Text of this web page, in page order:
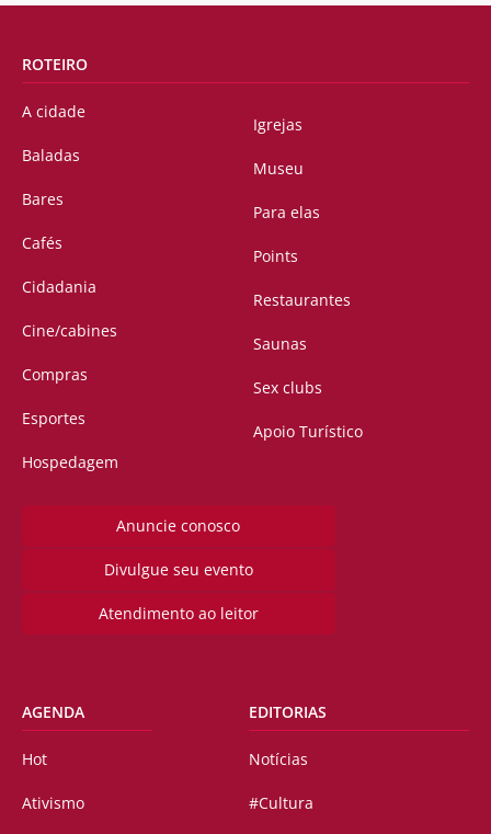
ROTEIRO
A cidade
Baladas
Bares
Cafés
Cidadania
Cine/cabines
Compras
Esportes
Hospedagem
Igrejas
Museu
Para elas
Points
Restaurantes
Saunas
Sex clubs
Apoio Turístico
Anuncie conosco
Divulgue seu evento
Atendimento ao leitor
AGENDA
Hot
Ativismo
EDITORIAS
Notícias
#Cultura